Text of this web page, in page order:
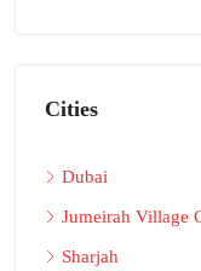
Cities
Dubai
Jumeirah Village
Sharjah